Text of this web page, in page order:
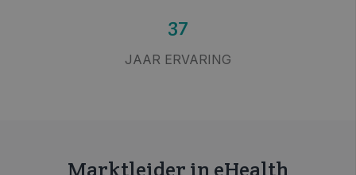
37
JAAR ERVARING
Marktleider in eHealth